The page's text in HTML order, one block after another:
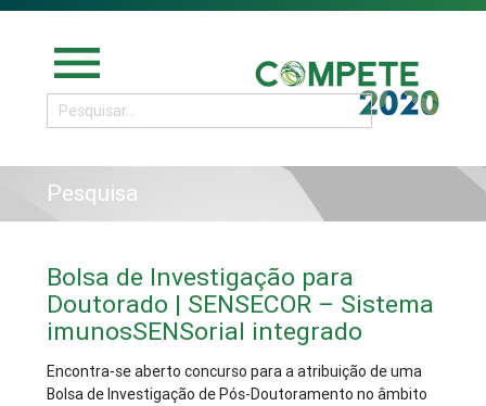
menu
Pesquisa
Bolsa de Investigação para
Doutorado | SENSECOR – Sistema
imunosSENSorial integrado
Encontra-se aberto concurso para a atribuição de uma
Bolsa de Investigação de Pós-Doutoramento no âmbito